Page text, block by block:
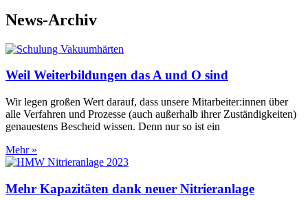
News-Archiv
Weil Weiterbildungen das A und O sind
Wir legen großen Wert darauf, dass unsere Mitarbeiter:innen über
alle Verfahren und Prozesse (auch außerhalb ihrer Zuständigkeiten)
genauestens Bescheid wissen. Denn nur so ist ein
Mehr »
Mehr Kapazitäten dank neuer Nitrieranlage